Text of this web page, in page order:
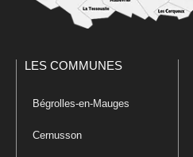
LES COMMUNES
Bégrolles-en-Mauges
Cernusson